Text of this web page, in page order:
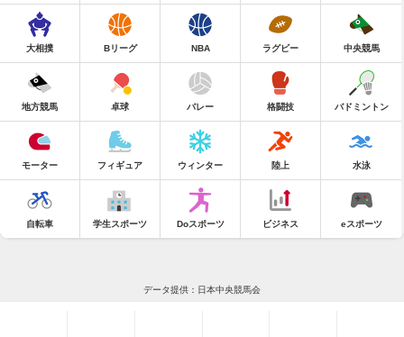
大相撲 Bリーグ NBA ラグビー 中央競馬
地方競馬 卓球 バレー 格闘技 バドミントン
モーター フィギュア ウィンター 陸上 水泳
自転車 学生スポーツ Doスポーツ ビジネス eスポーツ
データ提供：日本中央競馬会